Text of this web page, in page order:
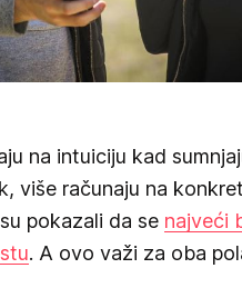
na intuiciju kad
više računaju na
pokazali da se najveći
. A ovo važi za oba